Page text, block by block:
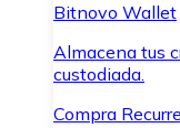
Bitnovo Wallet
Almacena tus
custodiada.
Compra